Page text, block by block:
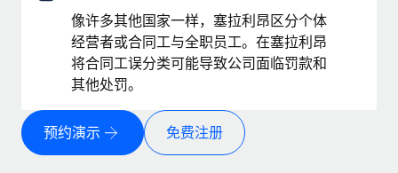
像许多其他国家一样，塞拉利昂区分个体
经营者或合同工与全职员工。在塞拉利昂
将合同工误分类可能导致公司面临罚款和
其他处罚。
预约演示 免费注册